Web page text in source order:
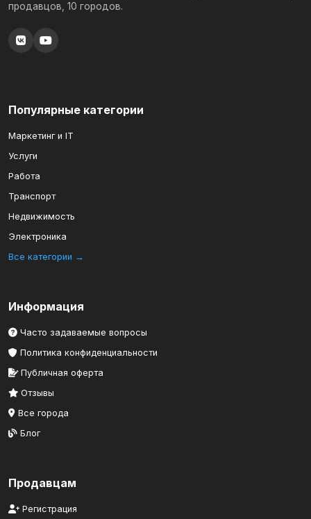
продавцов, 10 городов.
Популярные категории
Маркетинг и IT
Услуги
Работа
Транспорт
Недвижимость
Электроника
Все категории →
Информация
Часто задаваемые вопросы
Политика конфиденциальности
Публичная оферта
Отзывы
Все города
Блог
Продавцам
Регистрация